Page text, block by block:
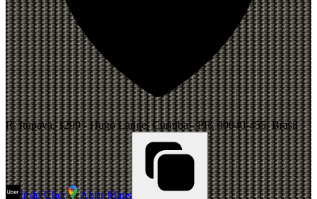
R. Itupava, 1299 - Hugo Lange, Curitiba - PR, 80040-455, Brasil
Ir de Uber Abrir Maps